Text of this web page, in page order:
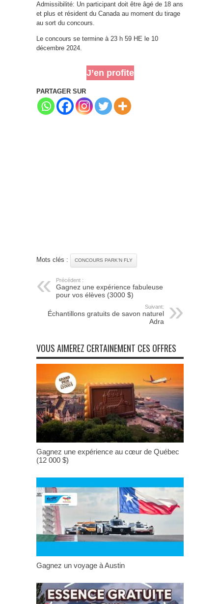
Admissibilité: Un participant doit être âgé de 18 ans
et plus et résident du Canada au moment du tirage
au sort du concours.
Le concours se termine à 23 h 59 HE le 10
décembre 2024.
J’en profite
PARTAGER SUR
Mots clés : CONCOURS PARK'N FLY
Précédent :
Gagnez une expérience fabuleuse
pour vos élèves (3000 $)
Suivant:
Échantillons gratuits de savon naturel
Adra
VOUS AIMEREZ CERTAINEMENT CES OFFRES
Gagnez une expérience au cœur de Québec
(12 000 $)
Gagnez un voyage à Austin